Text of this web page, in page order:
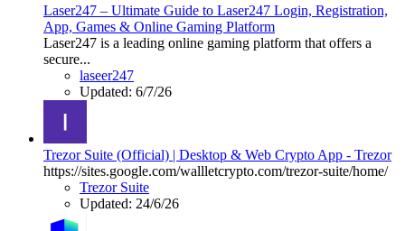
Laser247 – Ultimate Guide to Laser247 Login, Registration,
App, Games & Online Gaming Platform
Laser247 is a leading online gaming platform that offers a
secure...
laseer247
Updated: 6/7/26
Trezor Suite (Official) | Desktop & Web Crypto App - Trezor
https://sites.google.com/wallletcrypto.com/trezor-suite/home/
Trezor Suite
Updated: 24/6/26